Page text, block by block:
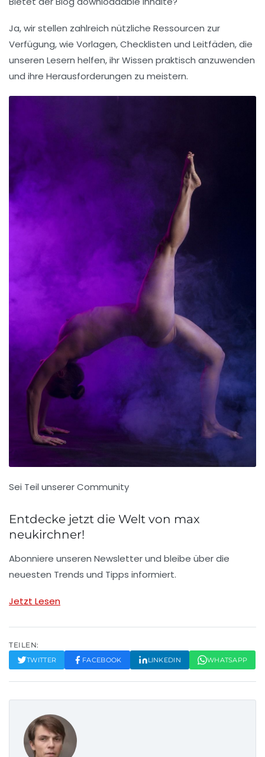
Ja, wir stellen zahlreich nützliche Ressourcen zur
Verfügung, wie Vorlagen, Checklisten und Leitfäden, die
unseren Lesern helfen, ihr Wissen praktisch anzuwenden
und ihre Herausforderungen zu meistern.
Sei Teil unserer Community
Entdecke jetzt die Welt von max
neukirchner!
Abonniere unseren Newsletter und bleibe über die
neuesten Trends und Tipps informiert.
Jetzt Lesen
TEILEN:
TWITTER FACEBOOK LINKEDIN WHATSAPP